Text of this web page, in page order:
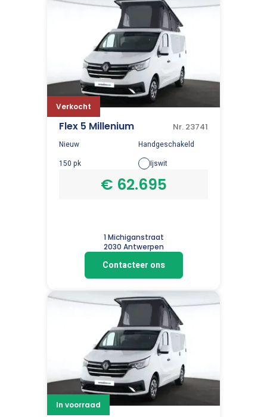
Verkocht
Flex 5 Millenium Nr. 23741
Nieuw
Handgeschakeld
150 pk
Ijswit
€ 62.695
1 Michiganstraat
2030 Antwerpen
Contacteer ons
In voorraad